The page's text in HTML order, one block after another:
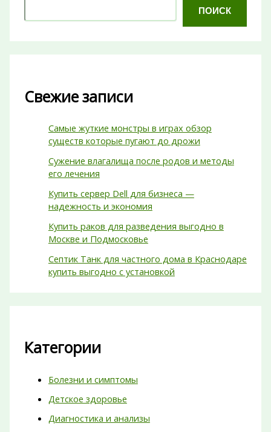
ПОИСК
Свежие записи
Самые жуткие монстры в играх обзор
существ которые пугают до дрожи
Сужение влагалища после родов и методы
его лечения
Купить сервер Dell для бизнеса —
надежность и экономия
Купить раков для разведения выгодно в
Москве и Подмосковье
Септик Танк для частного дома в Краснодаре
купить выгодно с установкой
Категории
Болезни и симптомы
Детское здоровье
Диагностика и анализы